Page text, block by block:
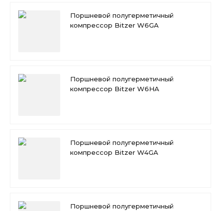
Поршневой полугерметичный
компрессор Bitzer W6GA
Поршневой полугерметичный
компрессор Bitzer W6HA
Поршневой полугерметичный
компрессор Bitzer W4GA
Поршневой полугерметичный